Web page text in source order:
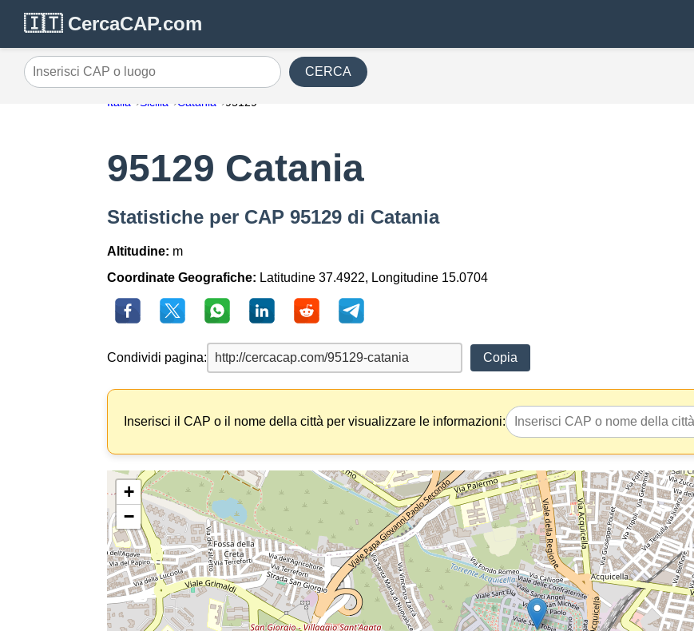
🇮🇹 CercaCAP.com
Inserisci CAP o luogo CERCA
Italia Sicilia Catania 95129
95129 Catania
Statistiche per CAP 95129 di Catania
Altitudine: m
Coordinate Geografiche: Latitudine 37.4922, Longitudine 15.0704
Condividi pagina: Copia
Inserisci il CAP o il nome della città per visualizzare le informazioni:
+
−